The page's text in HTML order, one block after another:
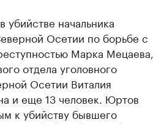
убийстве начальника
Осетии по борьбе с
Марка Мецаева,
отдела уголовного
Осетии Виталия
и еще 13 человек. Юртов
к убийству бывшего